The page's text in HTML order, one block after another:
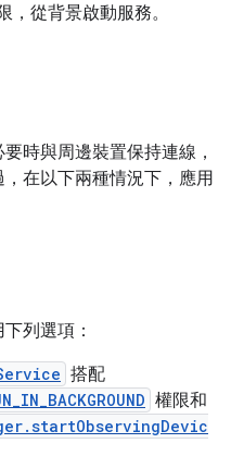
，從背景啟動服務。
時與周邊裝置保持連線，
在以下兩種情況下，應用
列選項：
搭配
權限和